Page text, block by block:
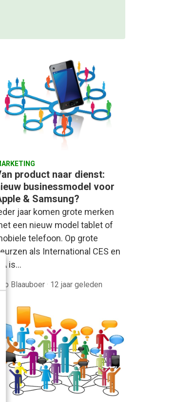
product naar dienst:
businessmodel voor
& Samsung?
jaar komen grote merken
een nieuw model tablet of
telefoon. Op grote
als International CES en
IFA is…
Rob Blaauboer · 12 jaar geleden